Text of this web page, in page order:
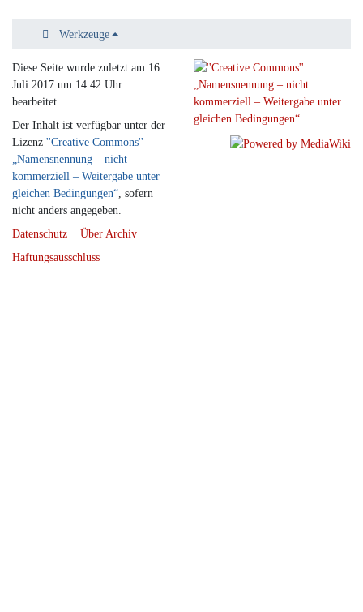
Werkzeuge
Diese Seite wurde zuletzt am 16.
Juli 2017 um 14:42 Uhr
bearbeitet.
Der Inhalt ist verfügbar unter der
Lizenz ''Creative Commons''
„Namensnennung – nicht
kommerziell – Weitergabe unter
gleichen Bedingungen“, sofern
nicht anders angegeben.
Datenschutz
Über Archiv
Haftungsausschluss